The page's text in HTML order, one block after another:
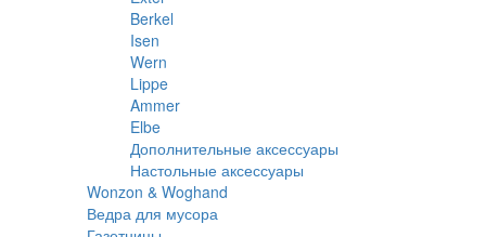
Berkel
Isen
Wern
Lippe
Ammer
Elbe
Дополнительные аксессуары
Настольные аксессуары
Wonzon & Woghand
Ведра для мусора